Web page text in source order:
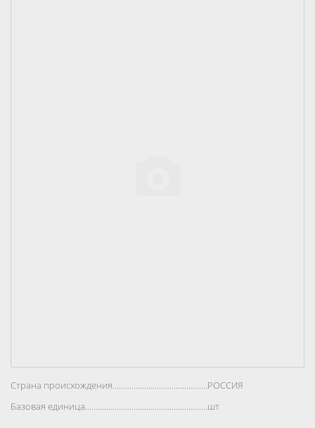
Страна происхождения..................................................................................
РОССИЯ
Базовая единица..................................................................................
шт